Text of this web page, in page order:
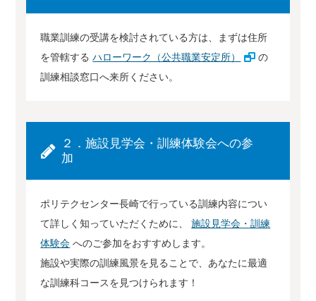
職業訓練の受講を検討されている方は、まずは住所
を管轄する ハローワーク（公共職業安定所）
の
訓練相談窓口へ来所ください。
２．施設見学会・訓練体験会への参
加
ポリテクセンター長崎で行っている訓練内容につい
て詳しく知っていただくために、
施設見学会・訓練
体験会 へのご参加をおすすめします。
施設や実際の訓練風景を見ることで、あなたに最適
な訓練科コースを見つけられます！